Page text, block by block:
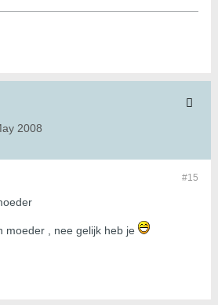
2008
#15
moeder , nee gelijk heb je